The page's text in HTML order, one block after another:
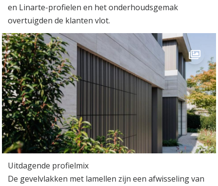
en Linarte-profielen en het onderhoudsgemak
overtuigden de klanten vlot.
Uitdagende profielmix
De gevelvlakken met lamellen zijn een afwisseling van